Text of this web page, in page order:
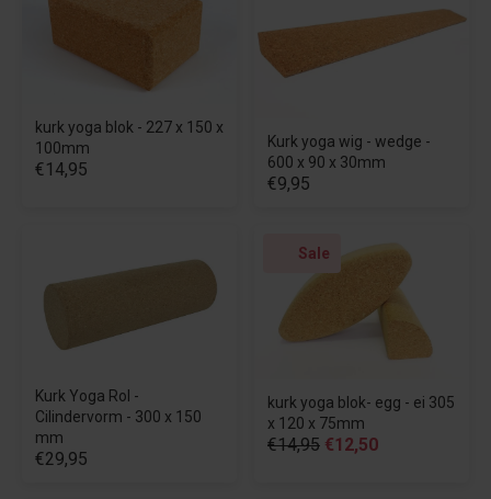
kurk yoga blok - 227 x 150 x
100mm
€14,95
Kurk yoga wig - wedge -
600 x 90 x 30mm
€9,95
Kurk Yoga Rol -
Cilindervorm - 300 x 150
mm
€29,95
Sale
kurk yoga blok- egg - ei 305
x 120 x 75mm
€14,95 €12,50